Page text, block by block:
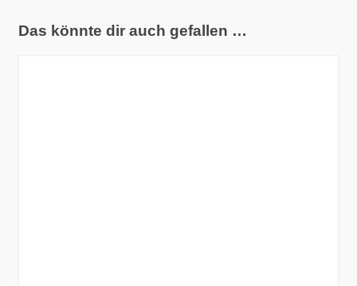
Das könnte dir auch gefallen …